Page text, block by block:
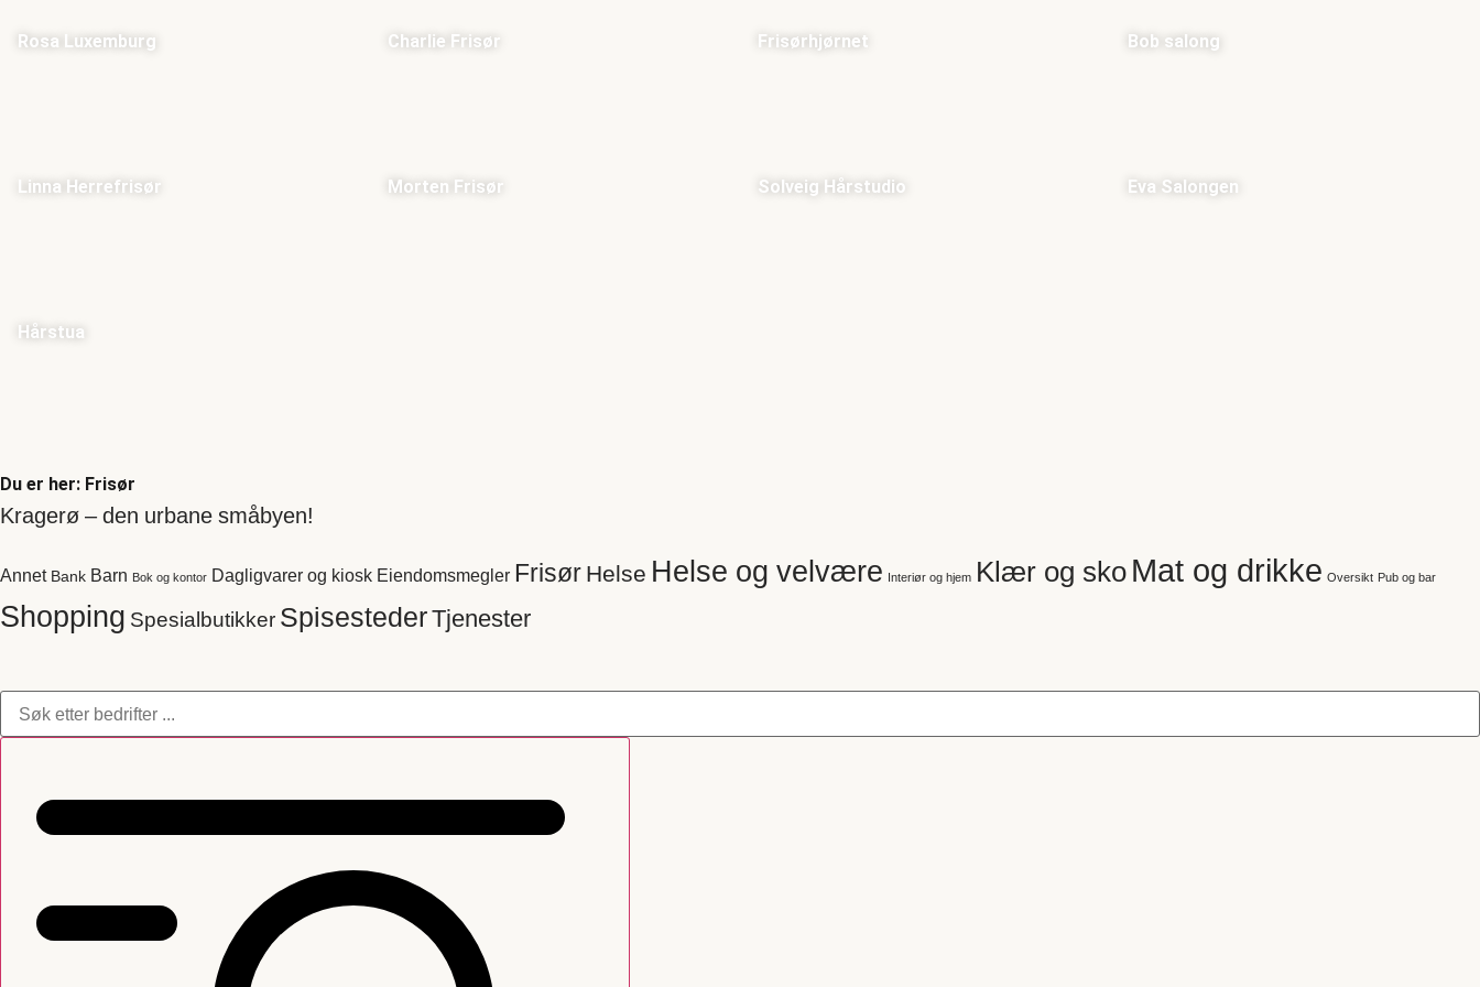
Rosa Luxemburg Charlie Frisør Frisørhjørnet Bob salong
Linna Herrefrisør Morten Frisør Solveig Hårstudio Eva Salongen
Hårstua
Du er her: Frisør
Kragerø – den urbane småbyen!
Annet Bank Barn Bok og kontor Dagligvarer og kiosk Eiendomsmegler FrisørHelse Helse og velvære Interiør og hjem Klær og skoMat og drikke Oversikt Pub og bar
Shopping SpesialbutikkerSpisestederTjenester